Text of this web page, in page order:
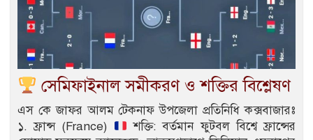
সেমিফাইনাল সমীকরণ ও শক্তির বিশ্লেষণ
এস কে জাফর আলম টেকনাফ উপজেলা প্রতিনিধি কক্সবাজারঃ
১. ফ্রান্স (France)
​শক্তি: বর্তমান ফুটবল বিশ্বে ফ্রান্সের